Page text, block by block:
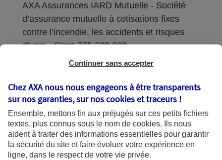
AXA Assurances IARD Mutuelle - Société
d’assurance mutuelle à cotisations fixes
contre l’incendie, les accidents et risques
divers - Siren 775 699 309
Sièges sociaux : 313 Terrasses de l’Arche –
Coordonnées de l'Autorité de contrôle
prudentiel et de résolution (ACPR) : - 4
Place de Budapest - CS 92459 - 75436
Paris Cedex 09. Le détail des procédures de
recours et de réclamation et les
Continuer sans accepter
Chez AXA nous nous engageons à être transparents
sur nos garanties, sur noscookies et traceurs !
Ensemble, mettons fin aux préjugés sur ces petits fichiers
textes, plus connus sous le nom de cookies. Ils nous
aident à traiter des informations essentielles pour garantir
la sécurité du site et faire évoluer votre expérience en
ligne, dans le respect de votre vie privée.